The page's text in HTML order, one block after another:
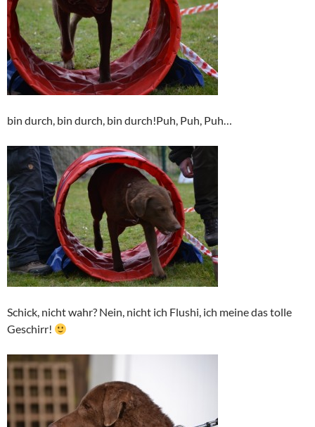
bin durch, bin durch, bin durch!Puh, Puh, Puh…
Schick, nicht wahr? Nein, nicht ich Flushi, ich meine das tolle
Geschirr!